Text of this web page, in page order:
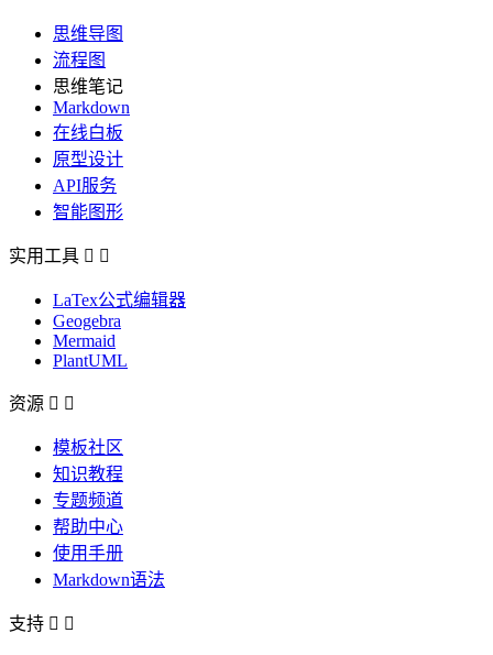
思维导图
流程图
思维笔记
Markdown
在线白板
原型设计
API服务
智能图形
实用工具  
LaTex公式编辑器
Geogebra
Mermaid
PlantUML
资源  
模板社区
知识教程
专题频道
帮助中心
使用手册
Markdown语法
支持  